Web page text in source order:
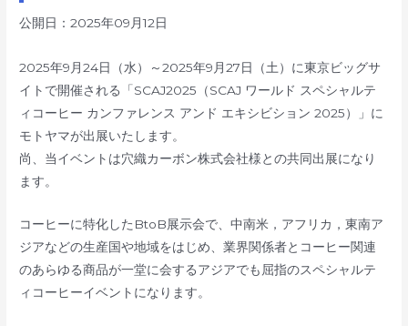
公開日：2025年09月12日
2025年9月24日（水）～2025年9月27日（土）に東京ビッグサ
イトで開催される「SCAJ2025（SCAJ ワールド スペシャルテ
ィコーヒー カンファレンス アンド エキシビション 2025）」に
モトヤマが出展いたします。
尚、当イベントは穴織カーボン株式会社様との共同出展になり
ます。
コーヒーに特化したBtoB展示会で、中南米，アフリカ，東南ア
ジアなどの生産国や地域をはじめ、業界関係者とコーヒー関連
のあらゆる商品が一堂に会するアジアでも屈指のスペシャルテ
ィコーヒーイベントになります。